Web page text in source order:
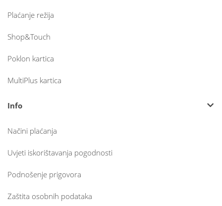
Plaćanje režija
Shop&Touch
Poklon kartica
MultiPlus kartica
Info
Načini plaćanja
Uvjeti iskorištavanja pogodnosti
Podnošenje prigovora
Zaštita osobnih podataka